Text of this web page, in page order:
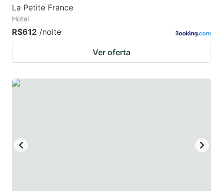
La Petite France
Hotel
R$612 /noite
Ver oferta